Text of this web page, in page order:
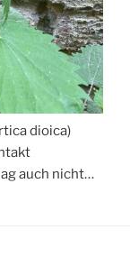
dioica)
auch nicht…